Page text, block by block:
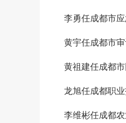
李勇任成都市
黄宇任成都市
黄祖建任成都
龙旭任成都职
李维彬任成都